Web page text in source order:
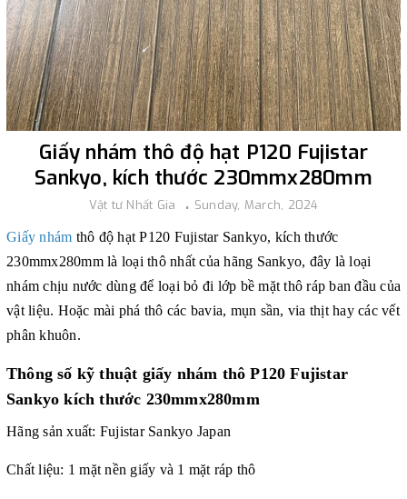
Giấy nhám thô độ hạt P120 Fujistar
Sankyo, kích thước 230mmx280mm
Vật tư Nhất Gia Sunday, March, 2024
Giấy nhám thô độ hạt P120 Fujistar Sankyo, kích thước
230mmx280mm là loại thô nhất của hãng Sankyo, đây là loại
nhám chịu nước dùng để loại bỏ đi lớp bề mặt thô ráp ban đầu của
vật liệu. Hoặc mài phá thô các bavia, mụn sần, via thịt hay các vết
phân khuôn.
Thông số kỹ thuật giấy nhám thô P120 Fujistar
Sankyo kích thước 230mmx280mm
Hãng sản xuất: Fujistar Sankyo Japan
Chất liệu: 1 mặt nền giấy và 1 mặt ráp thô